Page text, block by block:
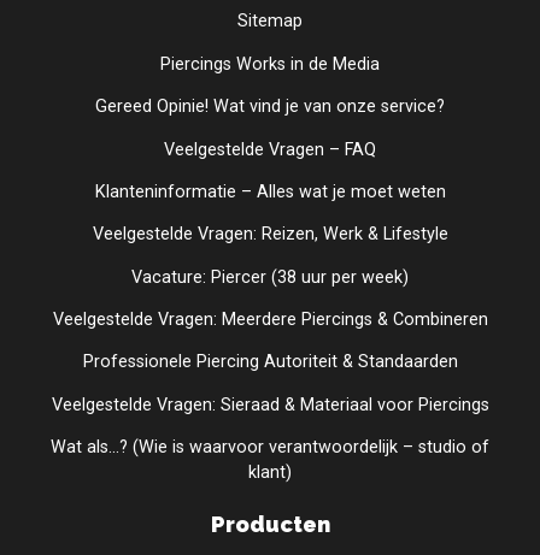
Sitemap
Piercings Works in de Media
Gereed Opinie! Wat vind je van onze service?
Veelgestelde Vragen – FAQ
Klanteninformatie – Alles wat je moet weten
Veelgestelde Vragen: Reizen, Werk & Lifestyle
Vacature: Piercer (38 uur per week)
Veelgestelde Vragen: Meerdere Piercings & Combineren
Professionele Piercing Autoriteit & Standaarden
Veelgestelde Vragen: Sieraad & Materiaal voor Piercings
Wat als...? (Wie is waarvoor verantwoordelijk – studio of
klant)
Producten